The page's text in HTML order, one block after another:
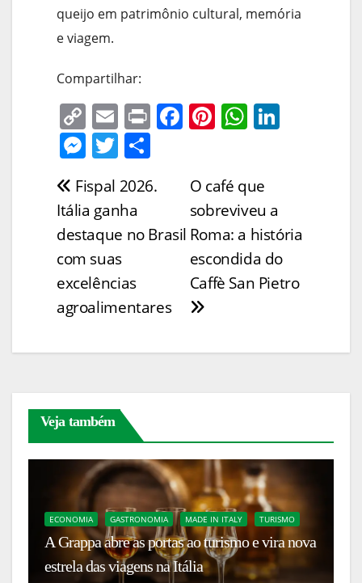
queijo em patrimônio cultural, memória
e viagem.
Compartilhar:
C
o
p
y
Li
n
k
E
m
ai
l
Pr F
e
b
o
o
k
Pi
e
st
W
s
A
p
p
dI
n
M
e
ss
e
n
g
er
T
w
itt
er
h
ar
e
Navegação
de
Post
O café que
sobreviveu a
Roma: a história
escondida do
Caffè San Pietro
Fispal 2026.
Itália ganha
destaque no Brasil
com suas
excelências
agroalimentares
Veja também
ECONOMIA GASTRONOMIA MADE IN ITALY TURISMO
A Grappa abre as portas ao turismo e vira nova
estrela das viagens na Itália